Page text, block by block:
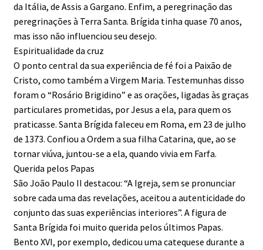
da Itália, de Assis a Gargano. Enfim, a peregrinação das
peregrinações à Terra Santa. Brígida tinha quase 70 anos,
mas isso não influenciou seu desejo.
Espiritualidade da cruz
O ponto central da sua experiência de fé foi a Paixão de
Cristo, como também a Virgem Maria. Testemunhas disso
foram o “Rosário Brigidino” e as orações, ligadas às graças
particulares prometidas, por Jesus a ela, para quem os
praticasse. Santa Brígida faleceu em Roma, em 23 de julho
de 1373. Confiou a Ordem a sua filha Catarina, que, ao se
tornar viúva, juntou-se a ela, quando vivia em Farfa.
Querida pelos Papas
São João Paulo II destacou: “A Igreja, sem se pronunciar
sobre cada uma das revelações, aceitou a autenticidade do
conjunto das suas experiências interiores”. A figura de
Santa Brígida foi muito querida pelos últimos Papas.
Bento XVI, por exemplo, dedicou uma catequese durante a